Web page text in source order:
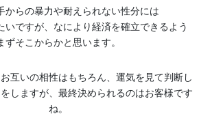
からの暴力や耐えられない性分には
いですが、なにより経済を確立できるよう
ずそこからかと思います。
互いの相性はもちろん、運気を見て判断し
しますが、最終決められるのはお客様です
ね。